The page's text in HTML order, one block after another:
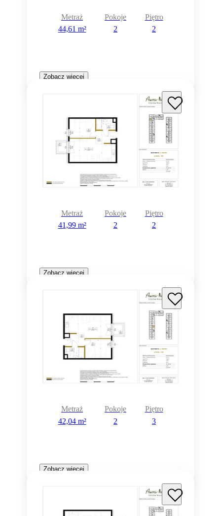
Metraż
44,61 m²
Pokoje
2
Piętro
2
Zobacz więcej
Metraż
41,99 m²
Pokoje
2
Piętro
2
Zobacz więcej
Metraż
42,04 m²
Pokoje
2
Piętro
3
Zobacz więcej